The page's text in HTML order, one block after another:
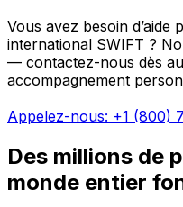
Vous avez besoin
international SWIFT ?
— contactez-nous dès
accompagnement
Appelez-nous: +1 (800)
Des millions de
monde entier